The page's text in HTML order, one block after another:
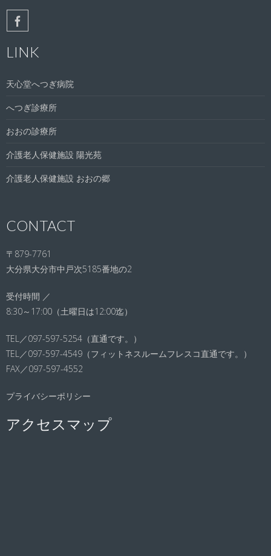
LINK
天心堂へつぎ病院
へつぎ診療所
おおの診療所
介護老人保健施設 陽光苑
介護老人保健施設 おおの郷
CONTACT
〒879-7761
大分県大分市中戸次5185番地の2
受付時間 ／
8:30～17:00（土曜日は12:00迄）
TEL／097-597-5254（直通です。）
TEL／097-597-4549（フィットネスルームフレスコ直通です。）
FAX／097-597-4552
プライバシーポリシー
アクセスマップ